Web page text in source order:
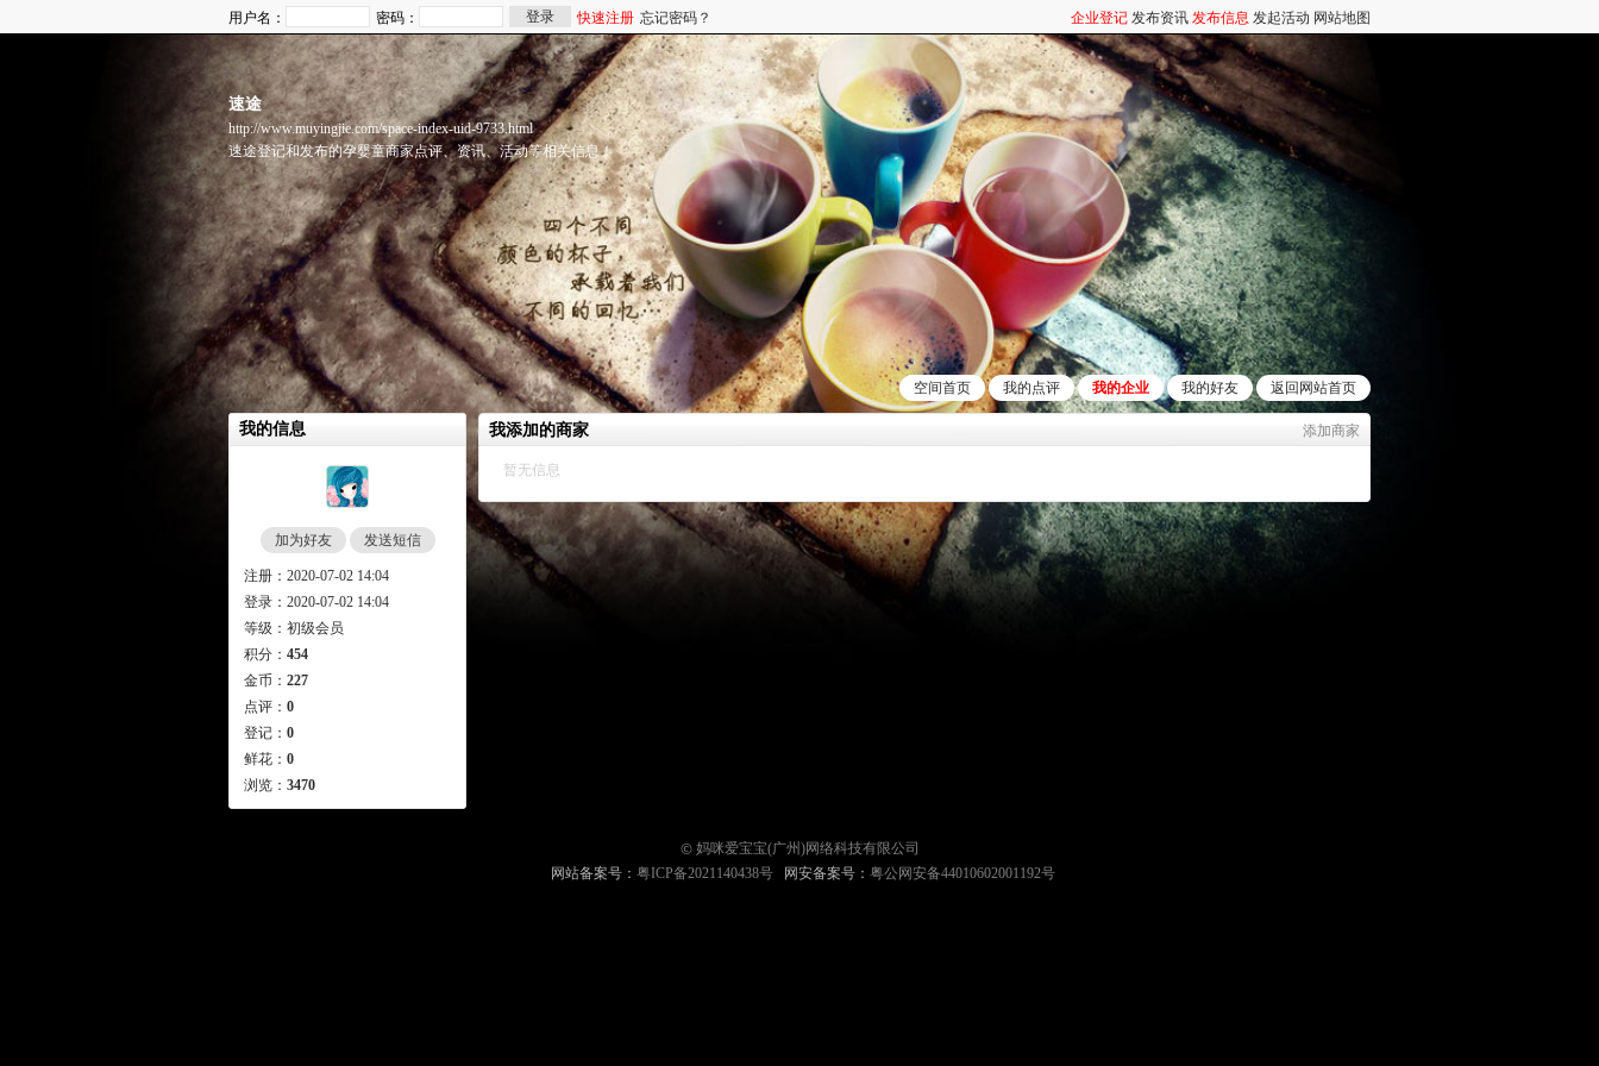
用户名： 密码： 登录 快速注册 忘记密码？ 企业登记 发布资讯 发布信息 发起活动 网站地图
速途
http://www.muyingjie.com/space-index-uid-9733.html
速途登记和发布的孕婴童商家点评、资讯、活动等相关信息！
空间首页 我的点评 我的企业 我的好友 返回网站首页
我的信息
加为好友 发送短信
注册：2020-07-02 14:04
登录：2020-07-02 14:04
等级：初级会员
积分： 454
金币： 227
点评： 0
登记： 0
鲜花： 0
浏览： 3470
我添加的商家 添加商家
©妈咪爱宝宝(广州)网络科技有限公司
网站备案号： 粤ICP备2021140438号 网安备案号： 粤公网安备44010602001192号